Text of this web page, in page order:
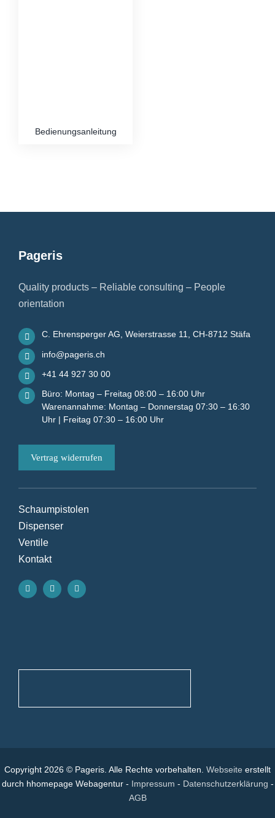
Bedienungsanleitung
Pageris
Quality products – Reliable consulting – People
orientation
C. Ehrensperger AG, Weierstrasse 11, CH-8712 Stäfa
info@pageris.ch
+41 44 927 30 00
Büro: Montag – Freitag 08:00 – 16:00 Uhr
Warenannahme: Montag – Donnerstag 07:30 – 16:30
Uhr | Freitag 07:30 – 16:00 Uhr
Vertrag widerrufen
Schaumpistolen
Dispenser
Ventile
Kontakt
Copyright 2026 © Pageris. Alle Rechte vorbehalten. Webseite erstellt
durch hhomepage Webagentur - Impressum - Datenschutzerklärung -
AGB